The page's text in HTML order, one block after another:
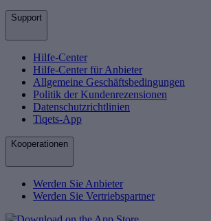
Support
Hilfe-Center
Hilfe-Center für Anbieter
Allgemeine Geschäftsbedingungen
Politik der Kundenrezensionen
Datenschutzrichtlinien
Tiqets-App
Kooperationen
Werden Sie Anbieter
Werden Sie Vertriebspartner